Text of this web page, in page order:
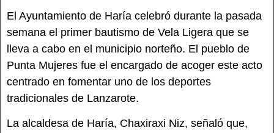
El Ayuntamiento de Haría celebró durante la pasada
semana el primer bautismo de Vela Ligera que se
lleva a cabo en el municipio norteño. El pueblo de
Punta Mujeres fue el encargado de acoger este acto
centrado en fomentar uno de los deportes
tradicionales de Lanzarote.
La alcaldesa de Haría, Chaxiraxi Niz, señaló que,